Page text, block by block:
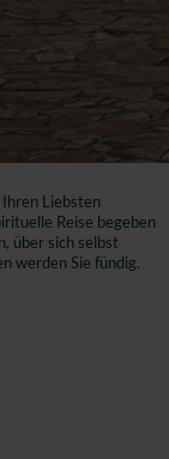
Liebsten
Reise begeben
über sich selbst
werden Sie fündig.